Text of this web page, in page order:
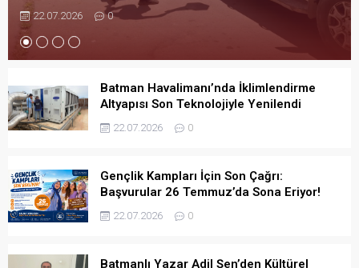
22.07.2026 0
Batman Havalimanı’nda İklimlendirme
Altyapısı Son Teknolojiyle Yenilendi
22.07.2026 0
Gençlik Kampları İçin Son Çağrı:
Başvurular 26 Temmuz’da Sona Eriyor!
22.07.2026 0
Batmanlı Yazar Adil Şen’den Kültürel